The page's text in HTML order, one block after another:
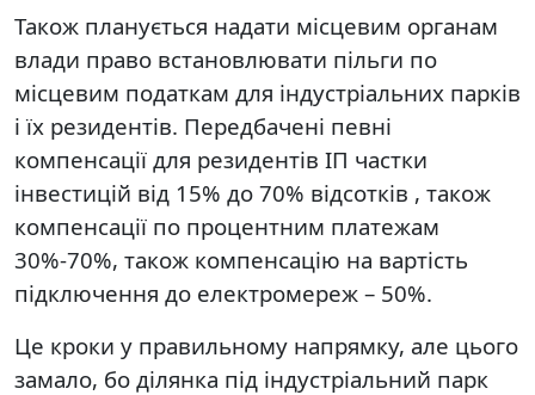
Також планується надати місцевим органам
влади право встановлювати пільги по
місцевим податкам для індустріальних парків
і їх резидентів. Передбачені певні
компенсації для резидентів ІП частки
інвестицій від 15% до 70% відсотків , також
компенсації по процентним платежам
30%-70%, також компенсацію на вартість
підключення до електромереж – 50%.
Це кроки у правильному напрямку, але цього
замало, бо ділянка під індустріальний парк